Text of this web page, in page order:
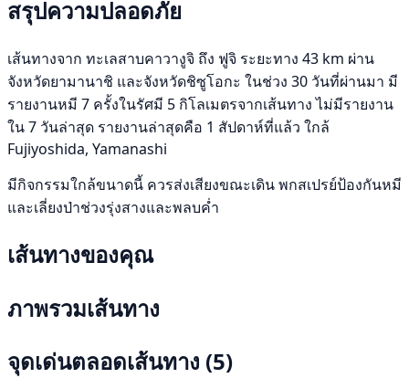
สรุปความปลอดภัย
เส้นทางจาก ทะเลสาบคาวางูจิ ถึง ฟูจิ ระยะทาง 43 km ผ่าน
จังหวัดยามานาชิ และจังหวัดชิซูโอกะ ในช่วง 30 วันที่ผ่านมา มี
รายงานหมี 7 ครั้งในรัศมี 5 กิโลเมตรจากเส้นทาง ไม่มีรายงาน
ใน 7 วันล่าสุด รายงานล่าสุดคือ 1 สัปดาห์ที่แล้ว ใกล้
Fujiyoshida, Yamanashi
มีกิจกรรมใกล้ขนาดนี้ ควรส่งเสียงขณะเดิน พกสเปรย์ป้องกันหมี
และเลี่ยงป่าช่วงรุ่งสางและพลบค่ำ
เส้นทางของคุณ
ภาพรวมเส้นทาง
จุดเด่นตลอดเส้นทาง (5)